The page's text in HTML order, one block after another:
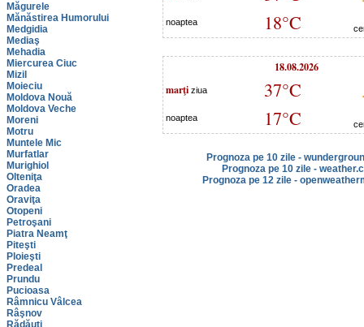
Măgurele
Mănăstirea Humorului
Medgidia
Mediaş
Mehadia
Miercurea Ciuc
Mizil
Moieciu
Moldova Nouă
Moldova Veche
Moreni
Motru
Muntele Mic
Murfatlar
Murighiol
Olteniţa
Oradea
Oraviţa
Otopeni
Petroşani
Piatra Neamţ
Piteşti
Ploieşti
Predeal
Prundu
Pucioasa
Râmnicu Vâlcea
Râşnov
Rădăuţi
noaptea 18°C
18.08.2026
marţi ziua 37°C
noaptea 17°C
Prognoza pe 10 zile -
Prognoza pe 10 zile -
Prognoza pe 12 zile -